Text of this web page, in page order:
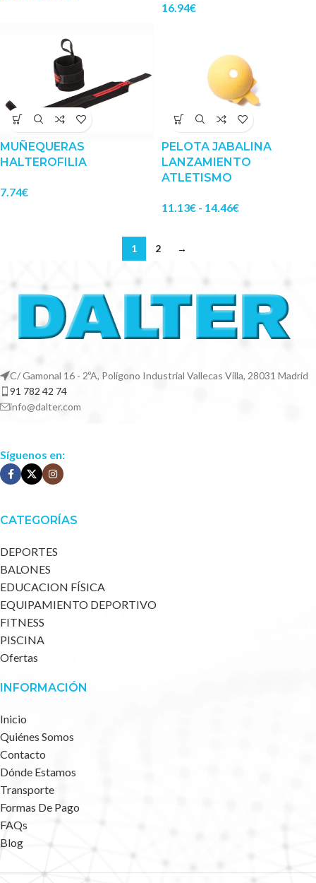
16.94€
MUÑEQUERAS
HALTEROFILIA
7.74€
PELOTA JABALINA
LANZAMIENTO
ATLETISMO
11.13€ - 14.46€
1 2 →
C/ Gamonal 16 - 2ºA, Polígono Industrial Vallecas Villa, 28031 Madrid
91 782 42 74
info@dalter.com
Síguenos en:
CATEGORÍAS
DEPORTES
BALONES
EDUCACION FÍSICA
EQUIPAMIENTO DEPORTIVO
FITNESS
PISCINA
Ofertas
INFORMACIÓN
Inicio
Quiénes Somos
Contacto
Dónde Estamos
Transporte
Formas De Pago
FAQs
Blog